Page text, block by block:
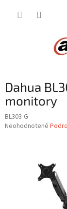
Dahua
monitory
BL303-G
Priemerné
Neohodnotené